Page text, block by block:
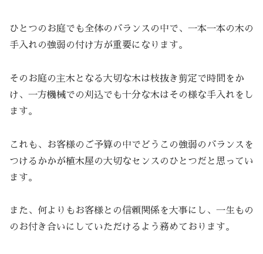
ひとつのお庭でも全体のバランスの中で、一本一本の木の
手入れの強弱の付け方が重要になります。
そのお庭の主木となる大切な木は枝抜き剪定で時間をか
け、一方機械での刈込でも十分な木はその様な手入れをし
ます。
これも、お客様のご予算の中でどうこの強弱のバランスを
つけるかかが植木屋の大切なセンスのひとつだと思ってい
ます。
また、何よりもお客様との信頼関係を大事にし、一生もの
のお付き合いにしていただけるよう務めております。